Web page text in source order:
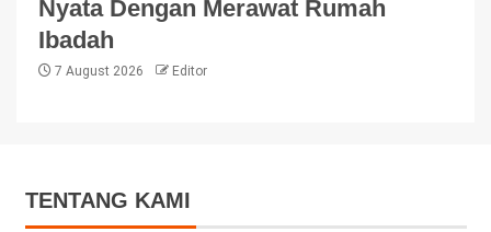
Nyata Dengan Merawat Rumah
Ibadah
7 August 2026 Editor
TENTANG KAMI